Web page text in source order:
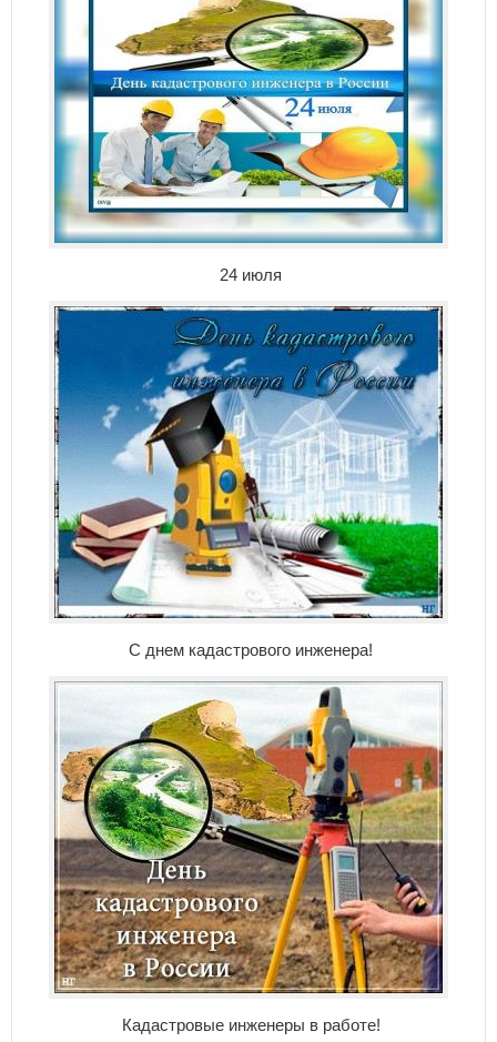
24 июля
С днем кадастрового инженера!
Кадастровые инженеры в работе!